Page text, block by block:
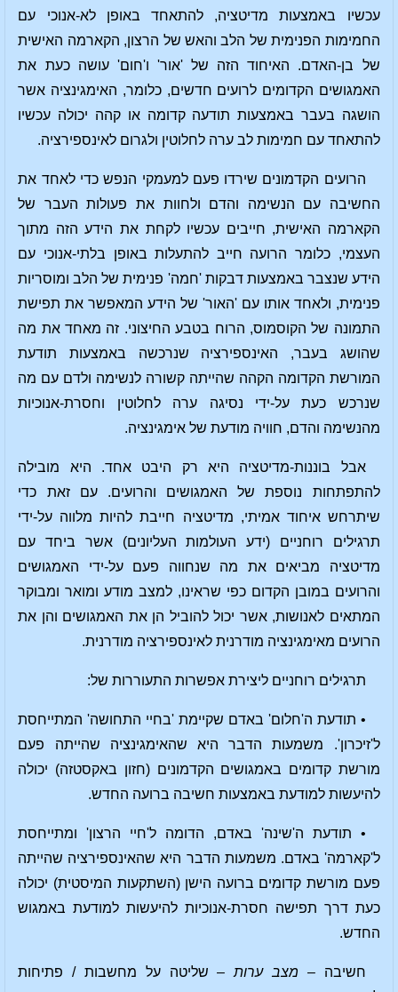
עכשיו באמצעות מדיטציה, להתאחד באופן לא-אנוכי עם
החמימות הפנימית של הלב והאש של הרצון, הקארמה האישית
של בן-האדם. האיחוד הזה של 'אור' ו'חום' עושה כעת את
האמגושים הקדומים לרועים חדשים, כלומר, האימגינציה אשר
הושגה בעבר באמצעות תודעה קדומה או קהה יכולה עכשיו
להתאחד עם חמימות לב ערה לחלוטין ולגרום לאינספירציה.
הרועים הקדמונים שירדו פעם למעמקי הנפש כדי לאחד את
החשיבה עם הנשימה והדם ולחוות את פעולות העבר של
הקארמה האישית, חייבים עכשיו לקחת את הידע הזה מתוך
העצמי, כלומר הרועה חייב להתעלות באופן בלתי-אנוכי עם
הידע שנצבר באמצעות דבקות 'חמה' פנימית של הלב ומוסריות
פנימית, ולאחד אותו עם 'האור' של הידע המאפשר את תפישת
התמונה של הקוסמוס, הרוח בטבע החיצוני. זה מאחד את מה
שהושג בעבר, האינספירציה שנרכשה באמצעות תודעת
המורשת הקדומה הקהה שהייתה קשורה לנשימה ולדם עם מה
שנרכש כעת על-ידי נסיגה ערה לחלוטין וחסרת-אנוכיות
מהנשימה והדם, חוויה מודעת של אימגינציה.
אבל בוננות-מדיטציה היא רק היבט אחד. היא מובילה
להתפתחות נוספת של האמגושים והרועים. עם זאת כדי
שיתרחש איחוד אמיתי, מדיטציה חייבת להיות מלווה על-ידי
תרגילים רוחניים (ידע העולמות העליונים) אשר ביחד עם
מדיטציה מביאים את מה שנחווה פעם על-ידי האמגושים
והרועים במובן הקדום כפי שראינו, למצב מודע ומואר ומבוקר
המתאים לאנושות, אשר יכול להוביל הן את האמגושים והן את
הרועים מאימגינציה מודרנית לאינספירציה מודרנית.
תרגילים רוחניים ליצירת אפשרות התעוררות של:
• תודעת ה'חלום' באדם שקיימת 'בחיי התחושה' המתייחסת
ל'זיכרון'. משמעות הדבר היא שהאימגינציה שהייתה פעם
מורשת קדומים באמגושים הקדמונים (חזון באקסטזה) יכולה
להיעשות למודעת באמצעות חשיבה ברועה החדש.
• תודעת ה'שינה' באדם, הדומה ל'חיי הרצון' ומתייחסת
ל'קארמה' באדם. משמעות הדבר היא שהאינספירציה שהייתה
פעם מורשת קדומים ברועה הישן (השתקעות המיסטית) יכולה
כעת דרך תפישה חסרת-אנוכיות להיעשות למודעת באמגוש
החדש.
חשיבה – מצב ערות– שליטה על מחשבות / פתיחות